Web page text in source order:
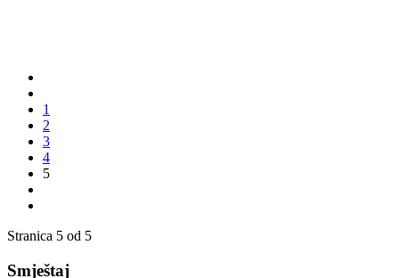
1
2
3
4
5
Stranica 5 od 5
Smještaj